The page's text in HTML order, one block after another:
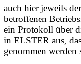
auch hier jeweils
betroffenen
ein Protokoll über
in ELSTER aus,
genommen werden